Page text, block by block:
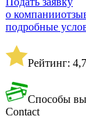
о компании
подробные
Рейтинг: 4,7
Способы
Contact